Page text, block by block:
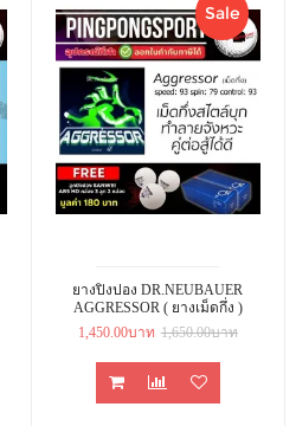
Sale
ยางปิงปอง DR.NEUBAUER
AGGRESSOR ( ยางเม็ดกึ่ง )
1,450.00บาท 1,650.00บาท